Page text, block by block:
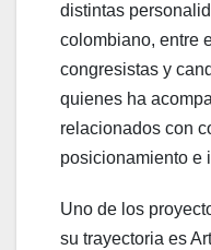
distintas
colombiano, entre
congresistas y
quienes ha
relacionados con
posicionamiento e
Uno de los
su trayectoria es